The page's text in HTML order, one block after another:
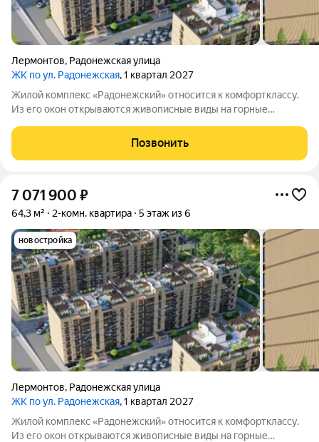
Лермонтов, Радонежская улица
ЖК по ул. Радонежская, 1 квартал 2027
Жилой комплекс «Радонежский» относится к комфортклассу.
Из его окон открываются живописные виды на горные
хребет. Комплекс состоит из четырёх шестиэтажных домов.
Здания возведены из
Позвонить
7 071 900 ₽
64,3 м² 2-комн. квартира 5 этаж из 6
новостройка
Лермонтов, Радонежская улица
ЖК по ул. Радонежская, 1 квартал 2027
Жилой комплекс «Радонежский» относится к комфортклассу.
Из его окон открываются живописные виды на горные